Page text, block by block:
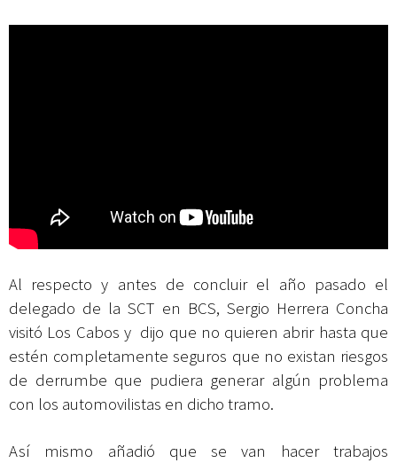
Al respecto y antes de concluir el año pasado el
delegado de la SCT en BCS, Sergio Herrera Concha
visitó Los Cabos y dijo que no quieren abrir hasta que
estén completamente seguros que no existan riesgos
de derrumbe que pudiera generar algún problema
con los automovilistas en dicho tramo.
Así mismo añadió que se van hacer trabajos